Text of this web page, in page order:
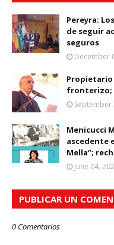
Pereyra:
de seguir
seguros
December
Propietario
fronterizo;
September
Menicucci
ascedente
Mella”;
June 04,
PUBLICAR UN
0 Comentarios